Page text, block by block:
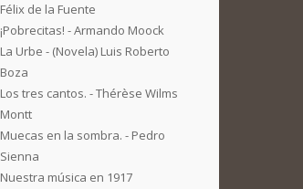
Félix de la Fuente
¡Pobrecitas! - Armando Moock
La Urbe - (Novela) Luis Roberto
Boza
Los tres cantos. - Thérèse Wilms
Montt
Muecas en la sombra. - Pedro
Sienna
Nuestra música en 1917